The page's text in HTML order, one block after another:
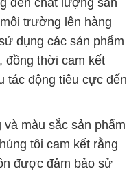
trường lên hàng
dụng các sản phẩm
đồng thời cam kết
tác động tiêu cực đến
màu sắc sản phẩm
tôi cam kết rằng
được đảm bảo sử